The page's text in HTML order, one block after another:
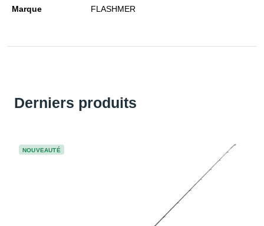
Marque FLASHMER
Derniers produits
NOUVEAUTÉ